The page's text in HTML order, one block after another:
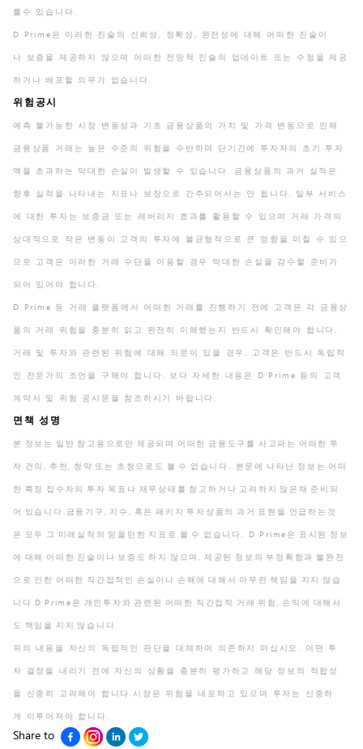
를수 있습니다.
D Prime은 이러한 진술의 신뢰성, 정확성, 완전성에 대해 어떠한 진술이
나 보증을 제공하지 않으며 어떠한 전망적 진술의 업데이트 또는 수정을 제공
하거나 배포할 의무가 없습니다.
위험공시
예측 불가능한 시장 변동성과 기초 금융상품의 가치 및 가격 변동으로 인해
금융상품 거래는 높은 수준의 위험을 수반하며 단기간에 투자자의 초기 투자
액을 초과하는 막대한 손실이 발생할 수 있습니다. 금융상품의 과거 실적은
향후 실적을 나타내는 지표나 보장으로 간주되어서는 안 됩니다. 일부 서비스
에 대한 투자는 보증금 또는 레버리지 효과를 활용할 수 있으며 거래 가격의
상대적으로 작은 변동이 고객의 투자에 불균형적으로 큰 영향을 미칠 수 있으
므로 고객은 이러한 거래 수단을 이용할 경우 막대한 손실을 감수할 준비가
되어 있어야 합니다.
D Prime 등 거래 플랫폼에서 어떠한 거래를 진행하기 전에 고객은 각 금융상
품의 거래 위험을 충분히 읽고 완전히 이해했는지 반드시 확인해야 합니다.
거래 및 투자와 관련된 위험에 대해 의문이 있을 경우, 고객은 반드시 독립적
인 전문가의 조언을 구해야 합니다. 보다 자세한 내용은 D Prime 등의 고객
계약서 및 위험 공시문을 참조하시기 바랍니다.
면책 성명
본 정보는 일반 참고용으로만 제공되며 어떠한 금융도구를 사고파는 어떠한 투
자 건의, 추천, 청약 또는 초청으로도 볼 수 없습니다. 본문에 나타난 정보는 어떠
한 특정 접수자의 투자 목표나 재무상태를 참고하거나 고려하지 않은채 준비되
어 있습니다.금융기구, 지수, 혹은 패키지 투자상품의 과거 표현을 언급하는것
은 모두 그 미래실적의 믿을만한 지표로 볼 수 없습니다. D Prime은 표시된 정보
에 대해 어떠한 진술이나 보증도 하지 않으며, 제공된 정보의 부정확함과 불완전
으로 인한 어떠한 직간접적인 손실이나 손해에 대해서 아무런 책임을 지지 않습
니다.D Prime은 개인투자와 관련된 어떠한 직간접적 거래 위험, 손익에 대해서
도 책임을 지지 않습니다.
위의 내용을 자신의 독립적인 판단을 대체하여 의존하지 마십시오. 어떤 투
자 결정을 내리기 전에 자신의 상황을 충분히 평가하고 해당 정보의 적합성
을 신중히 고려해야 합니다.시장은 위험을 내포하고 있으며 투자는 신중하
게 이루어져야 합니다.
Share to